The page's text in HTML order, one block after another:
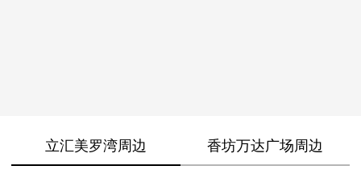
立汇美罗湾周边 香坊万达广场周边